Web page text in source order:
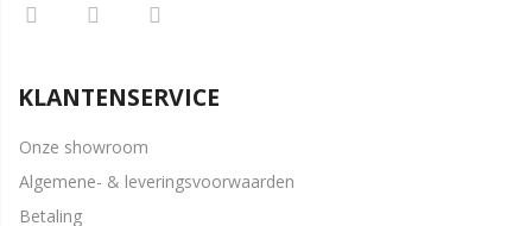
KLANTENSERVICE
Onze showroom
Algemene- & leveringsvoorwaarden
Betaling